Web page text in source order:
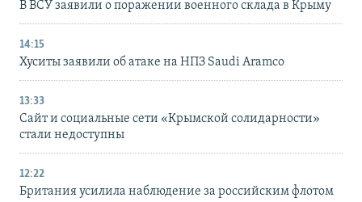
В ВСУ заявили о поражении военного склада в Крыму
14:15
Хуситы заявили об атаке на НПЗ Saudi Aramco
13:33
Сайт и социальные сети «Крымской солидарности»
стали недоступны
12:22
Британия усилила наблюдение за российским флотом